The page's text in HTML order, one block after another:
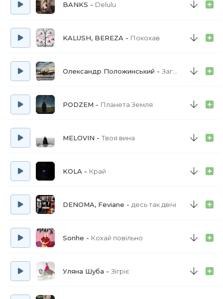
BANKS Delulu
KALUSH, BEREZA Покохав
Олександр Положинський Заговорений
PODZEM Планета Земля
MELOVIN Твоя вина
KOLA Край
DENOMA, Feviane десь так двічі
Sonhe Кохай повільно
Уляна Шуба Зігріє